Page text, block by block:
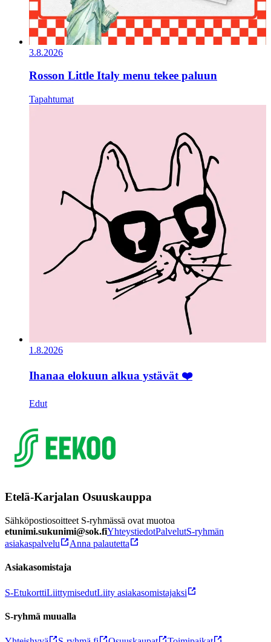
3.8.2026
Rosson Little Italy menu tekee paluun
Tapahtumat
1.8.2026
Ihanaa elokuun alkua ystävät ❤️
Edut
Etelä-Karjalan Osuuskauppa
Sähköpostiosoitteet S-ryhmässä ovat muotoa
etunimi.sukunimi@sok.fiYhteystiedotPalvelutS-ryhmän
asiakaspalvelu
Anna palautetta
Asiakasomistaja
S-EtukorttiLiittymisedutLiity asiakasomistajaksi
S-ryhmä muualla